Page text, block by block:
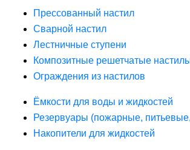
Прессованный настил
Сварной настил
Лестничные ступени
Композитные решетчатые
Ограждения из настилов
Ёмкости для воды и жидкостей
Резервуары (пожарные,
Накопители для жидкостей